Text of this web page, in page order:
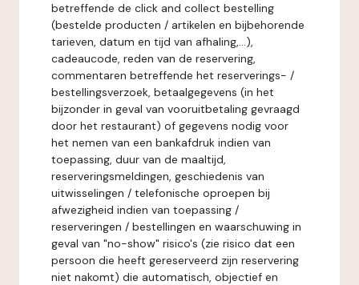
betreffende de click and collect bestelling
(bestelde producten / artikelen en bijbehorende
tarieven, datum en tijd van afhaling,...),
cadeaucode, reden van de reservering,
commentaren betreffende het reserverings- /
bestellingsverzoek, betaalgegevens (in het
bijzonder in geval van vooruitbetaling gevraagd
door het restaurant) of gegevens nodig voor
het nemen van een bankafdruk indien van
toepassing, duur van de maaltijd,
reserveringsmeldingen, geschiedenis van
uitwisselingen / telefonische oproepen bij
afwezigheid indien van toepassing /
reserveringen / bestellingen en waarschuwing in
geval van "no-show" risico's (zie risico dat een
persoon die heeft gereserveerd zijn reservering
niet nakomt) die automatisch, objectief en